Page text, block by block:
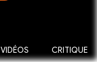
VIDÉOS CRITIQUE